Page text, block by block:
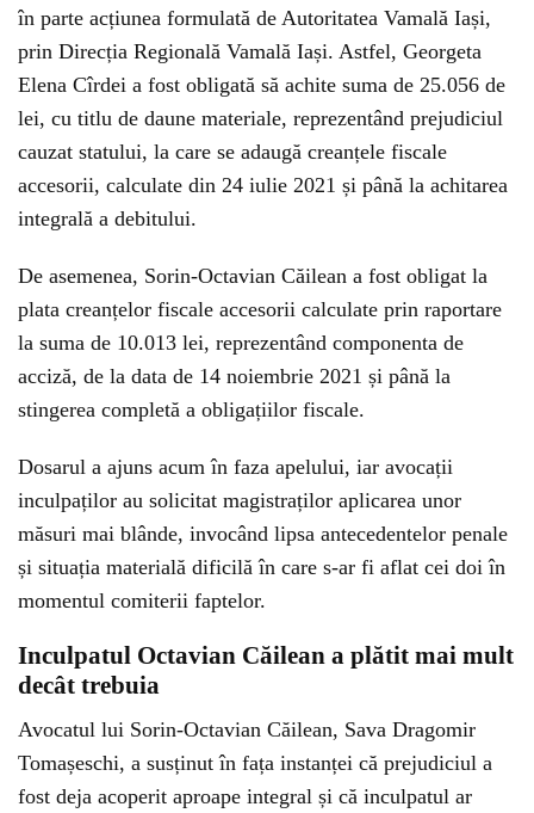
în parte acțiunea formulată de Autoritatea Vamală Iași,
prin Direcția Regională Vamală Iași. Astfel, Georgeta
Elena Cîrdei a fost obligată să achite suma de 25.056 de
lei, cu titlu de daune materiale, reprezentând prejudiciul
cauzat statului, la care se adaugă creanțele fiscale
accesorii, calculate din 24 iulie 2021 și până la achitarea
integrală a debitului.
De asemenea, Sorin-Octavian Căilean a fost obligat la
plata creanțelor fiscale accesorii calculate prin raportare
la suma de 10.013 lei, reprezentând componenta de
acciză, de la data de 14 noiembrie 2021 și până la
stingerea completă a obligațiilor fiscale.
Dosarul a ajuns acum în faza apelului, iar avocații
inculpaților au solicitat magistraților aplicarea unor
măsuri mai blânde, invocând lipsa antecedentelor penale
și situația materială dificilă în care s-ar fi aflat cei doi în
momentul comiterii faptelor.
Inculpatul Octavian Căilean a plătit mai mult
decât trebuia
Avocatul lui Sorin-Octavian Căilean, Sava Dragomir
Tomașeschi, a susținut în fața instanței că prejudiciul a
fost deja acoperit aproape integral și că inculpatul ar